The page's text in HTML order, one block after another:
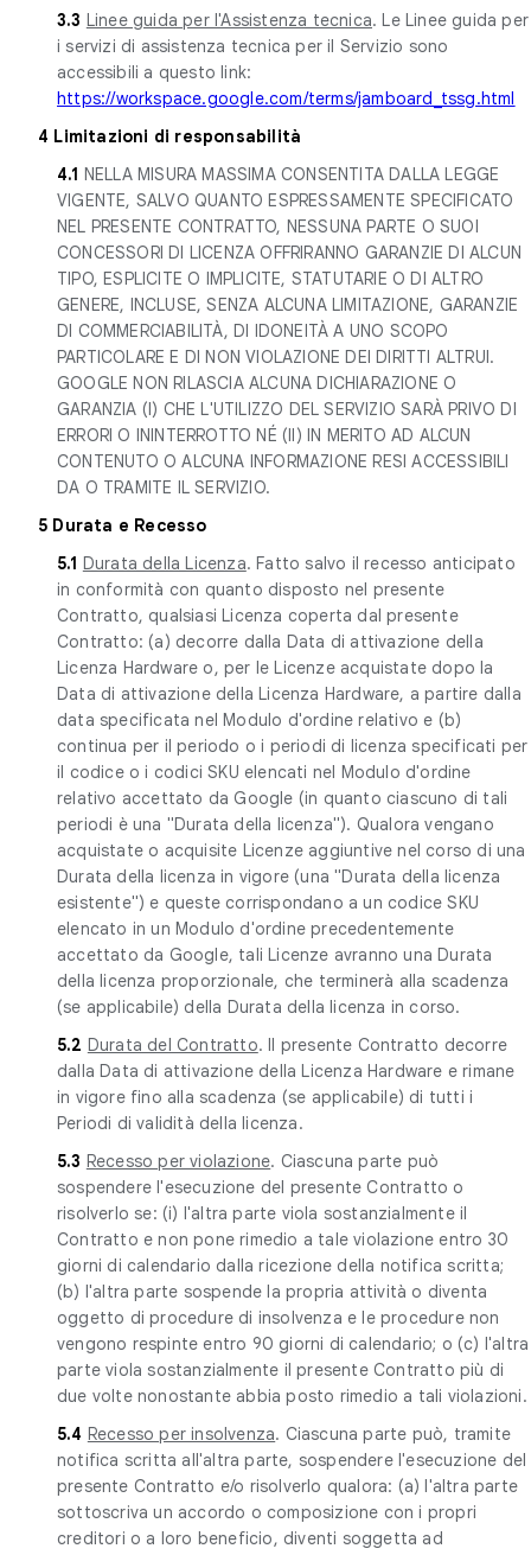
3.3 Linee guida per l'Assistenza tecnica. Le Linee guida per
i servizi di assistenza tecnica per il Servizio sono
accessibili a questo link:
https://workspace.google.com/terms/jamboard_tssg.html
4 Limitazioni di responsabilità
4.1 NELLA MISURA MASSIMA CONSENTITA DALLA LEGGE
VIGENTE, SALVO QUANTO ESPRESSAMENTE SPECIFICATO
NEL PRESENTE CONTRATTO, NESSUNA PARTE O SUOI
CONCESSORI DI LICENZA OFFRIRANNO GARANZIE DI ALCUN
TIPO, ESPLICITE O IMPLICITE, STATUTARIE O DI ALTRO
GENERE, INCLUSE, SENZA ALCUNA LIMITAZIONE, GARANZIE
DI COMMERCIABILITÀ, DI IDONEITÀ A UNO SCOPO
PARTICOLARE E DI NON VIOLAZIONE DEI DIRITTI ALTRUI.
GOOGLE NON RILASCIA ALCUNA DICHIARAZIONE O
GARANZIA (I) CHE L'UTILIZZO DEL SERVIZIO SARÀ PRIVO DI
ERRORI O ININTERROTTO NÉ (II) IN MERITO AD ALCUN
CONTENUTO O ALCUNA INFORMAZIONE RESI ACCESSIBILI
DA O TRAMITE IL SERVIZIO.
5 Durata e Recesso
5.1 Durata della Licenza. Fatto salvo il recesso anticipato
in conformità con quanto disposto nel presente
Contratto, qualsiasi Licenza coperta dal presente
Contratto: (a) decorre dalla Data di attivazione della
Licenza Hardware o, per le Licenze acquistate dopo la
Data di attivazione della Licenza Hardware, a partire dalla
data specificata nel Modulo d'ordine relativo e (b)
continua per il periodo o i periodi di licenza specificati per
il codice o i codici SKU elencati nel Modulo d'ordine
relativo accettato da Google (in quanto ciascuno di tali
periodi è una "Durata della licenza"). Qualora vengano
acquistate o acquisite Licenze aggiuntive nel corso di una
Durata della licenza in vigore (una "Durata della licenza
esistente") e queste corrispondano a un codice SKU
elencato in un Modulo d'ordine precedentemente
accettato da Google, tali Licenze avranno una Durata
della licenza proporzionale, che terminerà alla scadenza
(se applicabile) della Durata della licenza in corso.
5.2 Durata del Contratto. Il presente Contratto decorre
dalla Data di attivazione della Licenza Hardware e rimane
in vigore fino alla scadenza (se applicabile) di tutti i
Periodi di validità della licenza.
5.3 Recesso per violazione. Ciascuna parte può
sospendere l'esecuzione del presente Contratto o
risolverlo se: (i) l'altra parte viola sostanzialmente il
Contratto e non pone rimedio a tale violazione entro 30
giorni di calendario dalla ricezione della notifica scritta;
(b) l'altra parte sospende la propria attività o diventa
oggetto di procedure di insolvenza e le procedure non
vengono respinte entro 90 giorni di calendario; o (c) l'altra
parte viola sostanzialmente il presente Contratto più di
due volte nonostante abbia posto rimedio a tali violazioni.
5.4 Recesso per insolvenza. Ciascuna parte può, tramite
notifica scritta all'altra parte, sospendere l'esecuzione del
presente Contratto e/o risolverlo qualora: (a) l'altra parte
sottoscriva un accordo o composizione con i propri
creditori o a loro beneficio, diventi soggetta ad